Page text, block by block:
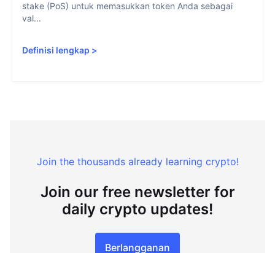
stake (PoS) untuk memasukkan token Anda sebagai
val...
Definisi lengkap >
Join the thousands already learning crypto!
Join our free newsletter for
daily crypto updates!
Berlangganan